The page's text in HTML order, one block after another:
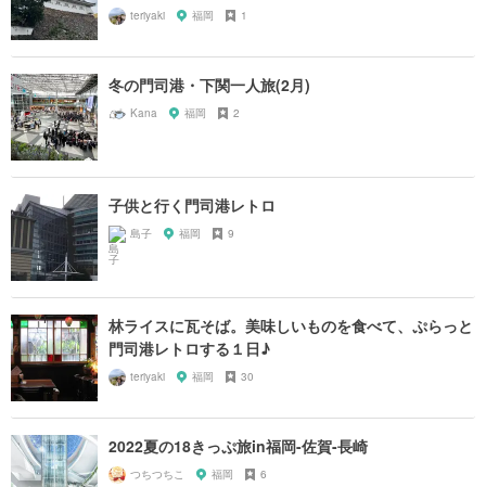
teriyaki 福岡 1
冬の門司港・下関一人旅(2月)
Kana 福岡 2
子供と行く門司港レトロ
島子 福岡 9
林ライスに瓦そば。美味しいものを食べて、ぷらっと
門司港レトロする１日♪
teriyaki 福岡 30
2022夏の18きっぷ旅in福岡-佐賀-長崎
つちつちこ 福岡 6